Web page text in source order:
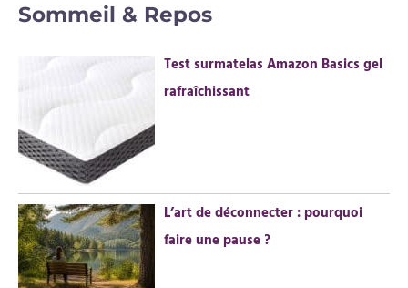
h
h
e
:
Sommeil & Repos
Test surmatelas Amazon Basics gel
rafraîchissant
L’art de déconnecter : pourquoi
faire une pause ?